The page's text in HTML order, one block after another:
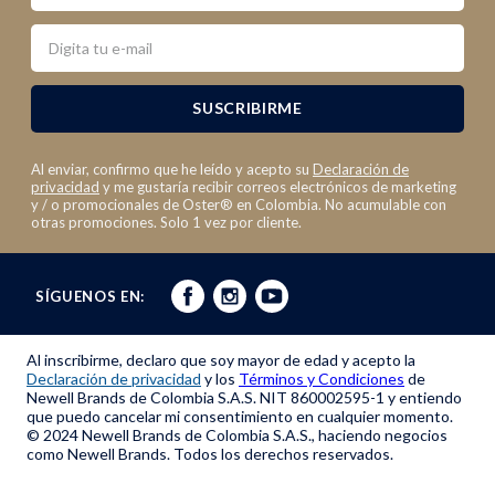
Email
SUSCRIBIRME
Al enviar, confirmo que he leído y acepto su Declaración de
privacidad y me gustaría recibir correos electrónicos de marketing
y / o promocionales de Oster® en Colombia. No acumulable con
otras promociones. Solo 1 vez por cliente.
SÍGUENOS EN:
Al inscribirme, declaro que soy mayor de edad y acepto la
Declaración de privacidad y los Términos y Condiciones de
Newell Brands de Colombia S.A.S. NIT 860002595-1 y entiendo
que puedo cancelar mi consentimiento en cualquier momento.
© 2024 Newell Brands de Colombia S.A.S., haciendo negocios
como Newell Brands. Todos los derechos reservados.